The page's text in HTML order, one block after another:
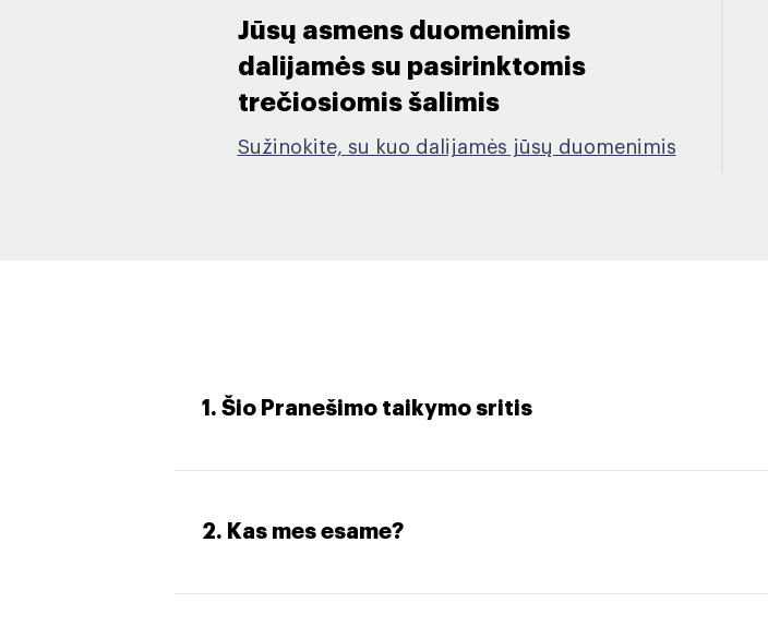
Jūsų asmens duomenimis
dalijamės su pasirinktomis
trečiosiomis šalimis​
Sužinokite, su kuo dalijamės jūsų duomenimis
1. Šio Pranešimo taikymo sritis
2. Kas mes esame?